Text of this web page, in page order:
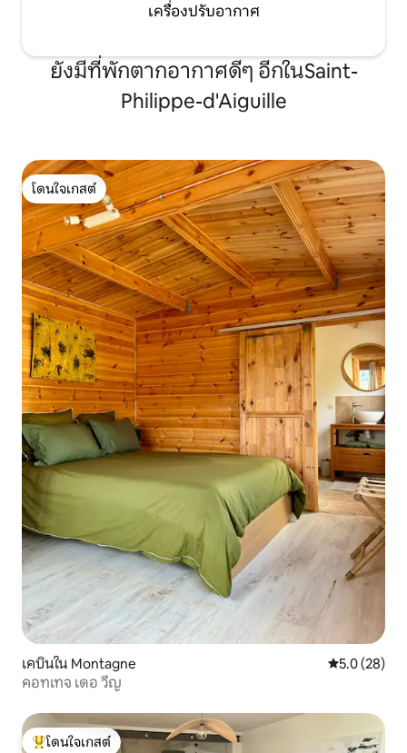
เครื่องปรับอากาศ
ยังมีที่พักตากอากาศดีๆ อีกในSaint-
Philippe-d'Aiguille
โดนใจเกสต์
โดนใจเกสต์
เคบินใน Montagne คะแนนเฉลี่ย
5.0 (28)
คอทเทจ เดอ วีญ
โดนใจเกสต์